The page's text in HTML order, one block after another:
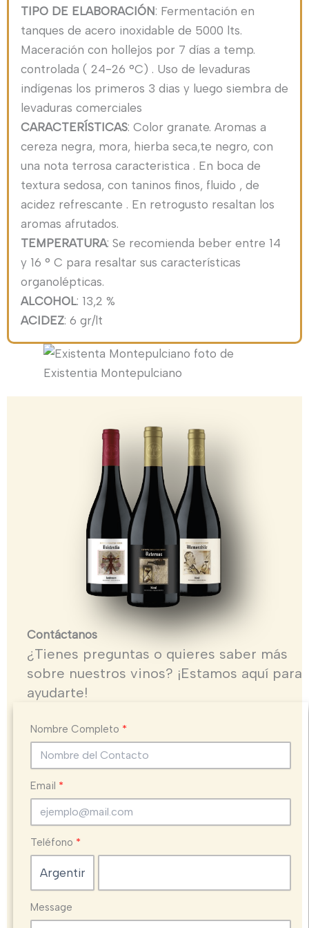
TIPO DE ELABORACIÓN: Fermentación en
tanques de acero inoxidable de 5000 lts.
Maceración con hollejos por 7 días a temp.
controlada ( 24-26 °C) . Uso de levaduras
indígenas los primeros 3 dias y luego siembra de
levaduras comerciales
CARACTERÍSTICAS: Color granate. Aromas a
cereza negra, mora, hierba seca,te negro, con
una nota terrosa caracteristica . En boca de
textura sedosa, con taninos finos, fluido , de
acidez refrescante . En retrogusto resaltan los
aromas afrutados.
TEMPERATURA: Se recomienda beber entre 14
y 16 ° C para resaltar sus características
organolépticas.
ALCOHOL: 13,2 %
ACIDEZ: 6 gr/lt
Contáctanos
¿Tienes preguntas o quieres saber más
sobre nuestros vinos? ¡Estamos aquí para
ayudarte!
Nombre Completo
Email
Teléfono
Message